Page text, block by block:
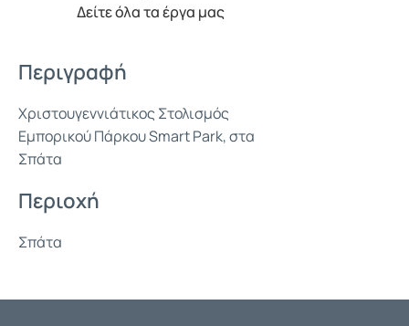
Περιγραφή
Χριστουγεννιάτικος Στολισμός
Εμπορικού Πάρκου Smart Park, στα
Σπάτα
Περιοχή
Σπάτα
Δείτε όλα τα έργα μας